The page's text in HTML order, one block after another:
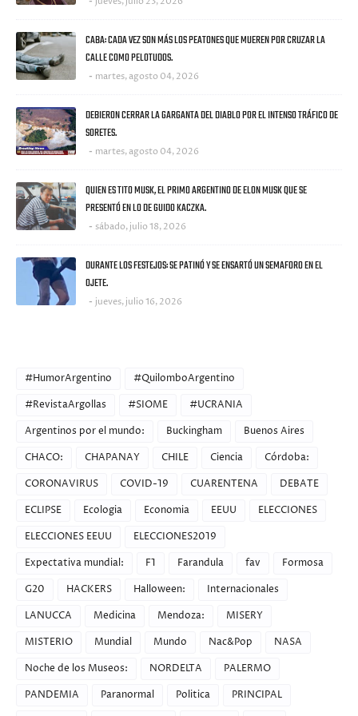
CABA: CADA VEZ SON MÁS LOS PEATONES QUE MUEREN POR CRUZAR LA
CALLE COMO PELOTUDOS.
martes, agosto 04, 2026
DEBIERON CERRAR LA GARGANTA DEL DIABLO POR EL INTENSO TRÁFICO DE
SORETES.
martes, agosto 04, 2026
QUIEN ES TITO MUSK, EL PRIMO ARGENTINO DE ELON MUSK QUE SE
PRESENTÓ EN LO DE GUIDO KACZKA.
sábado, julio 18, 2026
DURANTE LOS FESTEJOS: SE PATINÓ Y SE ENSARTÓ UN SEMAFORO EN EL
OJETE.
jueves, julio 16, 2026
#HumorArgentino
#QuilomboArgentino
#RevistaArgollas
#SIOME
#UCRANIA
Argentinos por el mundo:
Buckingham
Buenos Aires
CHACO:
CHAPANAY CHILE Ciencia
Córdoba:
CORONAVIRUS
COVID-19 CUARENTENA
DEBATE
ECLIPSE
Ecologia Economia EEUU
ELECCIONES
ELECCIONES EEUU
ELECCIONES2019
Expectativa mundial:
F1 Farandula fav
Formosa
G20
HACKERS Halloween:
Internacionales
LANUCCA
Medicina Mendoza:
MISERY
MISTERIO
Mundial Mundo Nac&Pop
NASA
Noche de los Museos:
NORDELTA
PALERMO
PANDEMIA
Paranormal Politica
PRINCIPAL